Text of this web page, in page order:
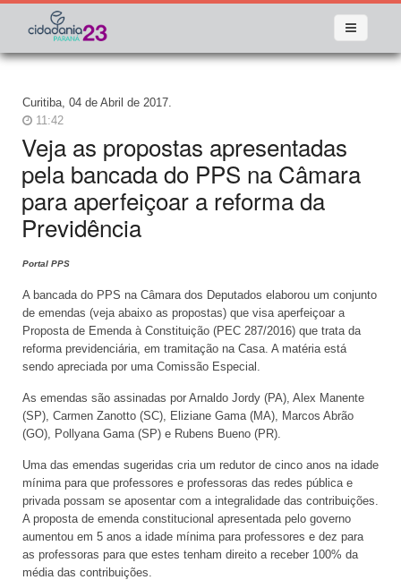
Curitiba, 04 de Abril de 2017.
11:42
Veja as propostas apresentadas
pela bancada do PPS na Câmara
para aperfeiçoar a reforma da
Previdência
Portal PPS
A bancada do PPS na Câmara dos Deputados elaborou um conjunto
de emendas (veja abaixo as propostas) que visa aperfeiçoar a
Proposta de Emenda à Constituição (PEC 287/2016) que trata da
reforma previdenciária, em tramitação na Casa. A matéria está
sendo apreciada por uma Comissão Especial.
As emendas são assinadas por Arnaldo Jordy (PA), Alex Manente
(SP), Carmen Zanotto (SC), Eliziane Gama (MA), Marcos Abrão
(GO), Pollyana Gama (SP) e Rubens Bueno (PR).
Uma das emendas sugeridas cria um redutor de cinco anos na idade
mínima para que professores e professoras das redes pública e
privada possam se aposentar com a integralidade das contribuições.
A proposta de emenda constitucional apresentada pelo governo
aumentou em 5 anos a idade mínima para professores e dez para
as professoras para que estes tenham direito a receber 100% da
média das contribuições.